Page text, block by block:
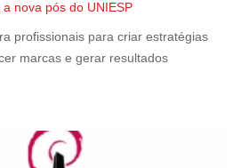
nova pós do UNIESP
profissionais para criar estratégias
marcas e gerar resultados